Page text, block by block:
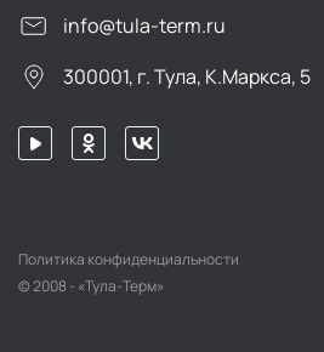
info@tula-term.ru
300001, г. Тула, К.Маркса, 5
Политика конфиденциальности
© 2008 - «Тула-Терм»